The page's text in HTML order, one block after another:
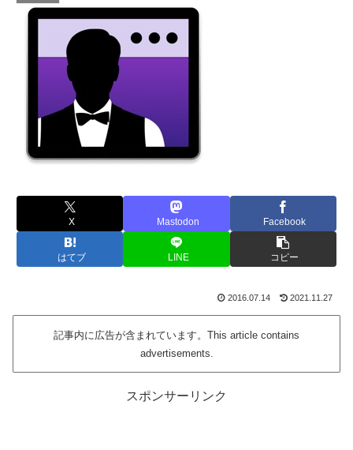
X Mastodon Facebook
はてブ LINE コピー
2016.07.14 2021.11.27
記事内に広告が含まれています。This article contains
advertisements.
スポンサーリンク